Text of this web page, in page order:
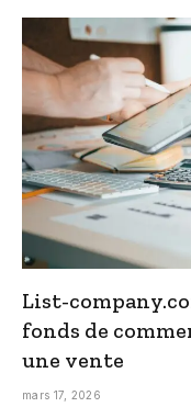
List-
fonds de
une vente
mars 17, 2026